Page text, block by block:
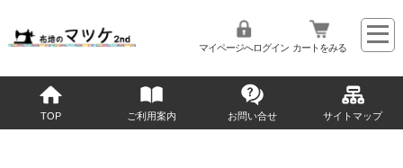
マイページへログイン カートをみる
TOP ご利用案内 お問い合せ サイトマップ